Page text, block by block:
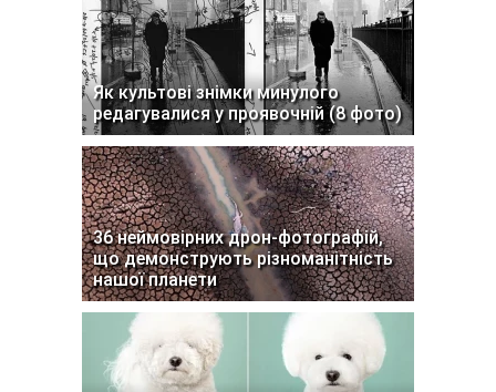
Як культові знімки минулого
редагувалися у проявочній (8 фото)
36 неймовірних дрон-фотографій,
що демонструють різноманітність
нашої планети